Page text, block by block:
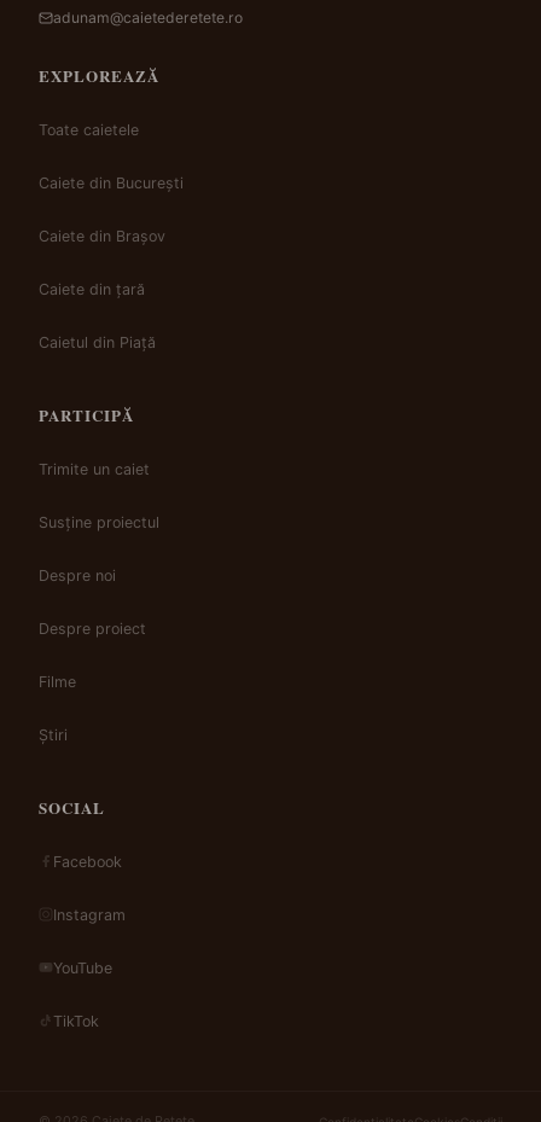
adunam@caietederetete.ro
EXPLOREAZĂ
Toate caietele
Caiete din București
Caiete din Brașov
Caiete din țară
Caietul din Piață
PARTICIPĂ
Trimite un caiet
Susține proiectul
Despre noi
Despre proiect
Filme
Știri
SOCIAL
Facebook
Instagram
YouTube
TikTok